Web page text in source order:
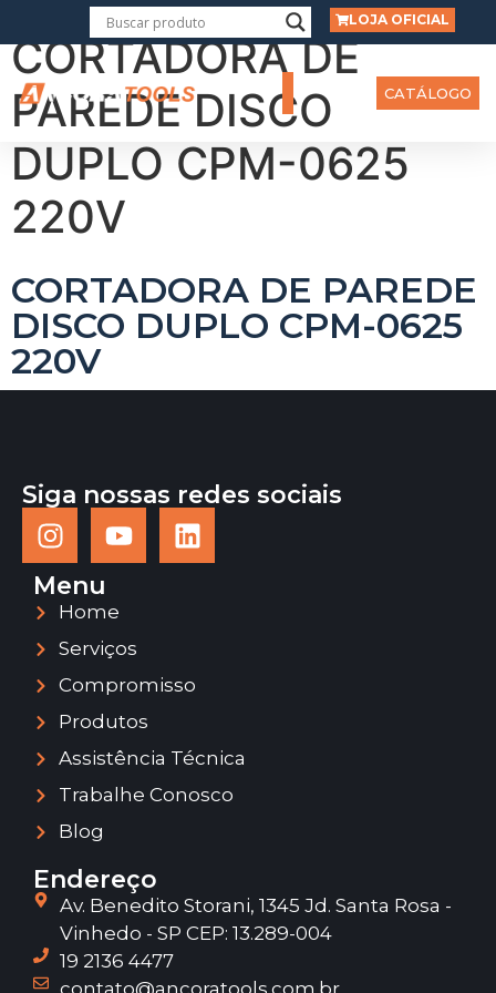
LOJA OFICIAL
CATÁLOGO
CORTADORA DE
PAREDE DISCO
DUPLO CPM-0625
220V
CORTADORA DE PAREDE
DISCO DUPLO CPM-0625
220V
Siga nossas redes sociais
Menu
Home
Serviços
Compromisso
Produtos
Assistência Técnica
Trabalhe Conosco
Blog
Endereço
Av. Benedito Storani, 1345 Jd. Santa Rosa -
Vinhedo - SP CEP: 13.289-004
19 2136 4477
contato@ancoratools.com.br